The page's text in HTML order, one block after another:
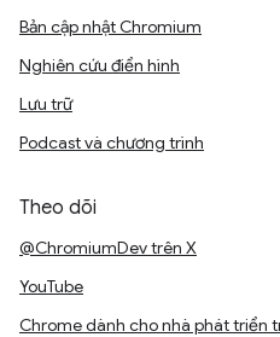
Bản cập nhật Chromium
Nghiên cứu điển hình
Lưu trữ
Podcast và chương trình
Theo dõi
@ChromiumDev trên X
YouTube
Chrome dành cho nhà phát triển